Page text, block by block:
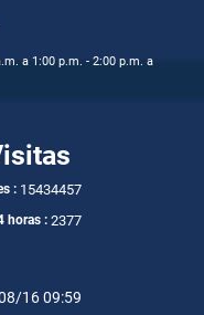
a 1:00 p.m. - 2:00 p.m. a
: 15434457
horas : 2377
16 09:59